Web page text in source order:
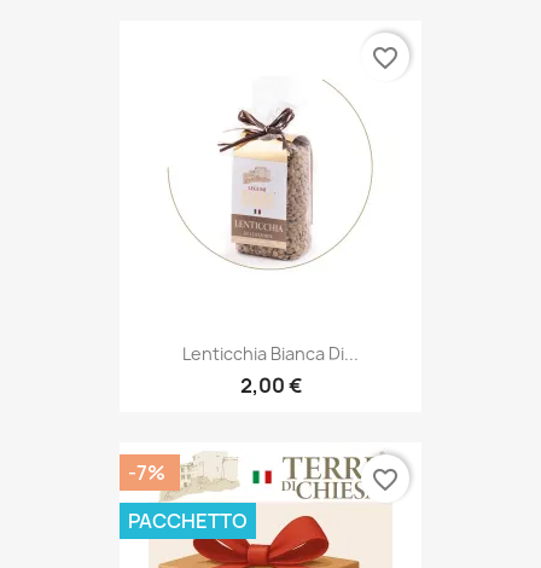
Lenticchia Bianca Di...
2,00 €
favorite_border
-7%
PACCHETTO
favorite_border